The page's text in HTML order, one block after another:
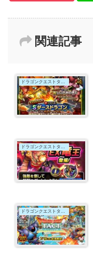
関連記事
ドラゴンクエストタクト
ドラゴンクエストタクト